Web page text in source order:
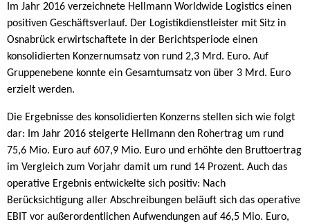
Im Jahr 2016 verzeichnete Hellmann Worldwide Logistics einen
positiven Geschäftsverlauf. Der Logistikdienstleister mit Sitz in
Osnabrück erwirtschaftete in der Berichtsperiode einen
konsolidierten Konzernumsatz von rund 2,3 Mrd. Euro. Auf
Gruppenebene konnte ein Gesamtumsatz von über 3 Mrd. Euro
erzielt werden.
Die Ergebnisse des konsolidierten Konzerns stellen sich wie folgt
dar: Im Jahr 2016 steigerte Hellmann den Rohertrag um rund
75,6 Mio. Euro auf 607,9 Mio. Euro und erhöhte den Bruttoertrag
im Vergleich zum Vorjahr damit um rund 14 Prozent. Auch das
operative Ergebnis entwickelte sich positiv: Nach
Berücksichtigung aller Abschreibungen beläuft sich das operative
EBIT vor außerordentlichen Aufwendungen auf 46,5 Mio. Euro,